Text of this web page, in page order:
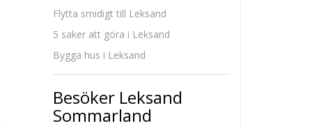
Flytta smidigt till Leksand
5 saker att göra i Leksand
Bygga hus i Leksand
Besöker Leksand
Sommarland